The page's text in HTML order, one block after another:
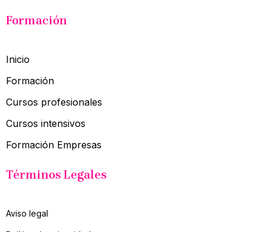
Formación
Inicio
Formación
Cursos profesionales
Cursos intensivos
Formación Empresas
Términos Legales
Aviso legal